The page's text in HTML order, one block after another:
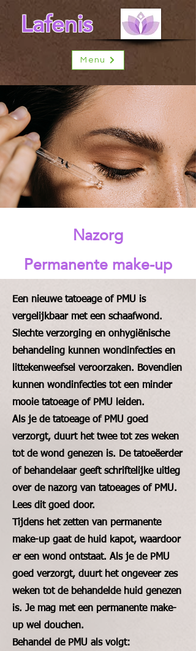
Lafenis
Menu
Nazorg
Permanente make-up
Een nieuwe tatoeage of PMU is
vergelijkbaar met een schaafwond.
Slechte verzorging en onhygiënische
behandeling kunnen wondinfecties en
littekenweefsel veroorzaken. Bovendien
kunnen wondinfecties tot een minder
mooie tatoeage of PMU leiden.
Als je de tatoeage of PMU goed
verzorgt, duurt het twee tot zes weken
tot de wond genezen is. De tatoeëerder
of behandelaar geeft schriftelijke uitleg
over de nazorg van tatoeages of PMU.
Lees dit goed door.
Tijdens het zetten van permanente
make-up gaat de huid kapot, waardoor
er een wond ontstaat. Als je de PMU
goed verzorgt, duurt het ongeveer zes
weken tot de behandelde huid genezen
is. Je mag met een permanente make-
up wel douchen.
Behandel de PMU als volgt: